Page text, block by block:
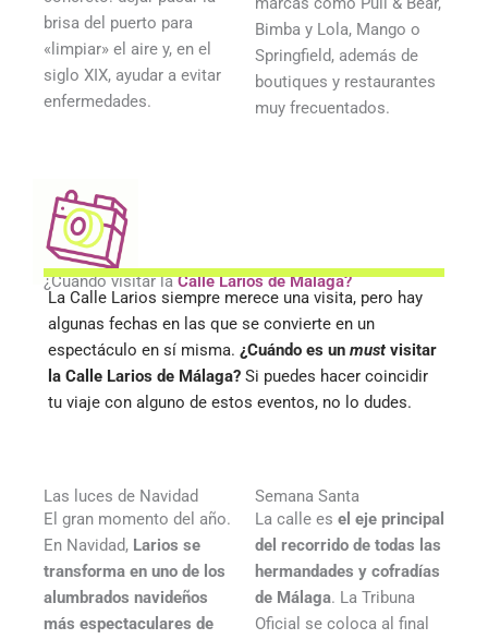
brisa del puerto para
«limpiar» el aire y, en el
siglo XIX, ayudar a evitar
enfermedades.
Bimba y Lola, Mango o
Springfield, además de
boutiques y restaurantes
muy frecuentados.
¿Cuándo visitar laCalle Larios de Málaga?
La Calle Larios siempre merece una visita, pero hay
algunas fechas en las que se convierte en un
espectáculo en sí misma. ¿Cuándo es un must visitar
la Calle Larios de Málaga?Si puedes hacer coincidir
tu viaje con alguno de estos eventos, no lo dudes.
Las luces de Navidad
El gran momento del año.
En Navidad, Larios se
transforma en uno de los
alumbrados navideños
más espectaculares de
Semana Santa
La calle es el eje principal
del recorrido de todas las
hermandades y cofradías
de Málaga. La Tribuna
Oficial se coloca al final